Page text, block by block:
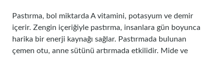
Pastırma, bol miktarda A vitamini, potasyum ve demir
içerir. Zengin içeriğiyle pastırma, insanlara gün boyunca
harika bir enerji kaynağı sağlar. Pastırmada bulunan
çemen otu, anne sütünü artırmada etkilidir. Mide ve